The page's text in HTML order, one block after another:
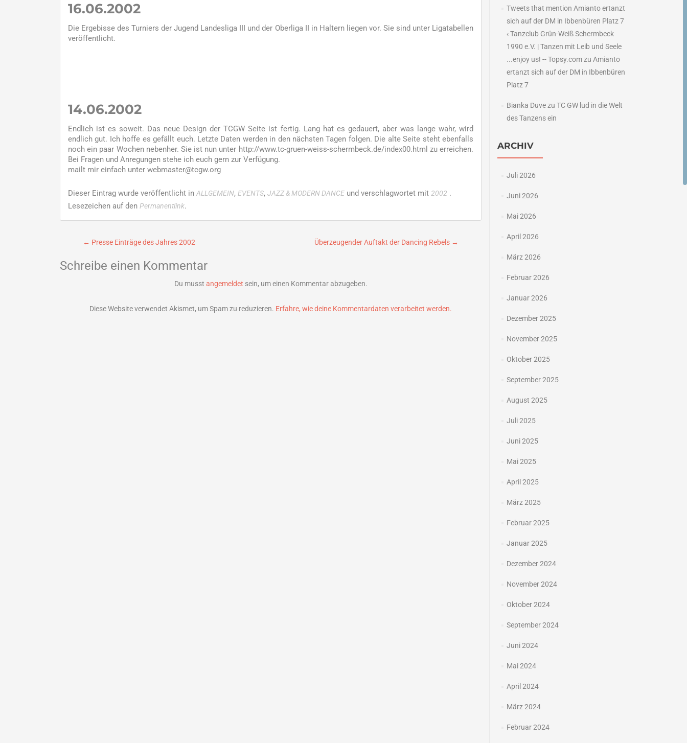
16.06.2002
Die Ergebisse des Turniers der Jugend Landesliga III und der Oberliga II in Haltern liegen vor. Sie sind unter Ligatabellen
veröffentlicht.
14.06.2002
Endlich ist es soweit. Das neue Design der TCGW Seite ist fertig. Lang hat es gedauert, aber was lange wahr, wird
endlich gut. Ich hoffe es gefällt euch. Letzte Daten werden in den nächsten Tagen folgen. Die alte Seite steht ebenfalls
noch ein paar Wochen nebenher. Sie ist nun unter http://www.tc-gruen-weiss-schermbeck.de/index00.html zu erreichen.
Bei Fragen und Anregungen stehe ich euch gern zur Verfügung.
mailt mir einfach unter webmaster@tcgw.org
Dieser Eintrag wurde veröffentlicht in ALLGEMEIN, EVENTS, JAZZ & MODERN DANCE und verschlagwortet mit 2002 .
Lesezeichen auf den Permanentlink.
Beitragsnavigation
← Presse Einträge des Jahres 2002 Überzeugender Auftakt der Dancing Rebels →
Schreibe einen Kommentar
Du musst angemeldet sein, um einen Kommentar abzugeben.
Diese Website verwendet Akismet, um Spam zu reduzieren. Erfahre, wie deine Kommentardaten verarbeitet werden.
Tweets that mention Amianto ertanzt
sich auf der DM in Ibbenbüren Platz 7
‹ Tanzclub Grün-Weiß Schermbeck
1990 e.V. | Tanzen mit Leib und Seele
...enjoy us! -- Topsy.comzu Amianto
ertanzt sich auf der DM in Ibbenbüren
Platz 7
Bianka Duvezu TC GW lud in die Welt
des Tanzens ein
ARCHIV
Juli 2026
Juni 2026
Mai 2026
April 2026
März 2026
Februar 2026
Januar 2026
Dezember 2025
November 2025
Oktober 2025
September 2025
August 2025
Juli 2025
Juni 2025
Mai 2025
April 2025
März 2025
Februar 2025
Januar 2025
Dezember 2024
November 2024
Oktober 2024
September 2024
Juni 2024
Mai 2024
April 2024
März 2024
Februar 2024